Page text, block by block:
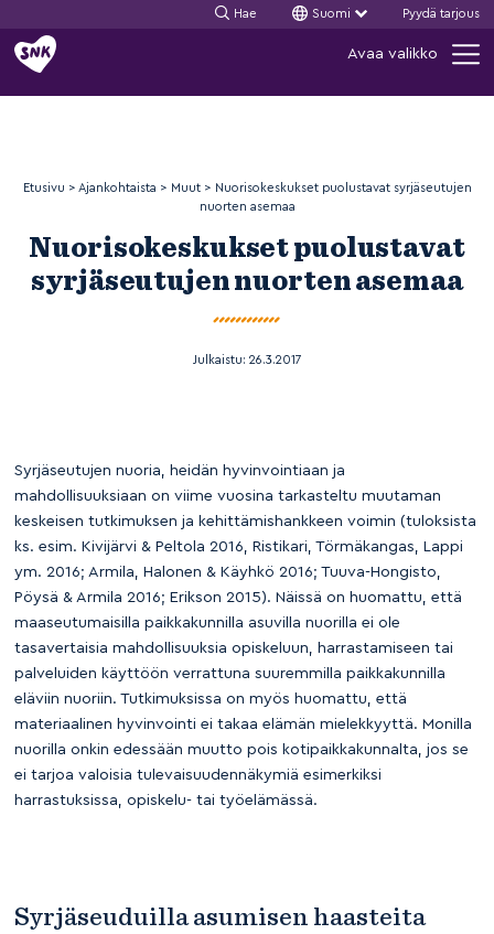
Siirry
sisältöön
Hae Suomi Pyydä tarjous
Avaa valikko
Etusivu > Ajankohtaista > Muut> Nuorisokeskukset puolustavat syrjäseutujen
nuorten asemaa
Nuorisokeskukset puolustavat
syrjäseutujen nuorten asemaa
Julkaistu: 26.3.2017
Syrjäseutujen nuoria, heidän hyvinvointiaan ja
mahdollisuuksiaan on viime vuosina tarkasteltu muutaman
keskeisen tutkimuksen ja kehittämishankkeen voimin (tuloksista
ks. esim. Kivijärvi & Peltola 2016, Ristikari, Törmäkangas, Lappi
ym. 2016; Armila, Halonen & Käyhkö 2016; Tuuva-Hongisto,
Pöysä & Armila 2016; Erikson 2015). Näissä on huomattu, että
maaseutumaisilla paikkakunnilla asuvilla nuorilla ei ole
tasavertaisia mahdollisuuksia opiskeluun, harrastamiseen tai
palveluiden käyttöön verrattuna suuremmilla paikkakunnilla
eläviin nuoriin. Tutkimuksissa on myös huomattu, että
materiaalinen hyvinvointi ei takaa elämän mielekkyyttä. Monilla
nuorilla onkin edessään muutto pois kotipaikkakunnalta, jos se
ei tarjoa valoisia tulevaisuudennäkymiä esimerkiksi
harrastuksissa, opiskelu- tai työelämässä.
Syrjäseuduilla asumisen haasteita